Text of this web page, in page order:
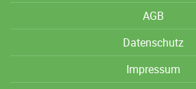
AGB
Datenschutz
Impressum